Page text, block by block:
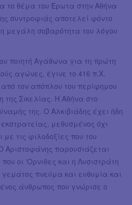
το θέμα του Έρωτα στην Αθήνα
συντροφιάς αποτελεί φόντο
μεγάλη σοβαρότητα του λόγου
Σωκράτη.
ποιητή Αγάθωνα για τη πρώτη
αγώνες, έγινε το 416 π.Χ.
τον απόπλου του περίφημου
της Σικελίας. Η Αθήνα στο
της. Ο Αλκιβιάδης έχει ήδη
μεθυσμένος όχι
τις φιλοδοξίες που του
Αριστοφάνης παρουσιάζεται
οι 'Ορνιθες και η Λυσιστράτη
πνεύμα και ευθυμία και
άνθρωπος που γνώρισε ο